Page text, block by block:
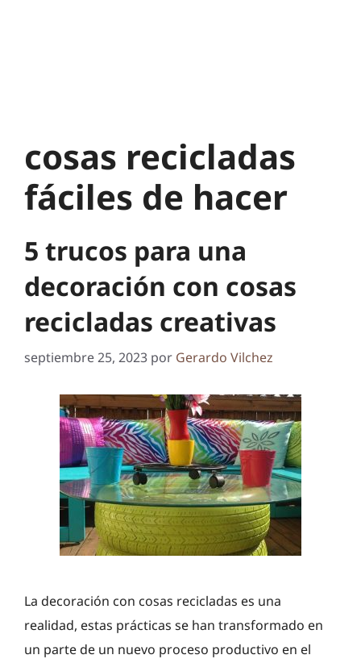
cosas recicladas
fáciles de hacer
5 trucos para una
decoración con cosas
recicladas creativas
septiembre 25, 2023 por Gerardo Vilchez
La decoración con cosas recicladas es una
realidad, estas prácticas se han transformado en
un parte de un nuevo proceso productivo en el